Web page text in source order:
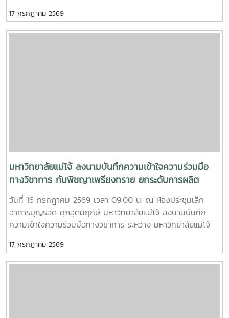
กรกฎาคม พ.ศ. 2569 ณ ห้องประชุมชั้นดาดฟ้า อาคารบุญรอด
ศุภอุดมฤกษ์ มหาวิทยาลัยแม่โจ้-ชุมพรในการนี้ ดร.ฐิระ ทองเหลือ
กาแฟ จังหวัดชุมพรโดยมี ผศ.ดร.ชามา อินซอน ภาควิชากีฏวิทยา
คณะเกษตร มหาวิทยาลัยเกษตรศาสตร์ เป็นหัวหน้าโครงการ และ
เป็นวิทยากรบรรยายในหัวข้อการเลี้ยงชันโรงในระบบนิเวศเกษตร
ภักดี มหาวิทยาลัยแม่โจ้-แพร่ เฉลิมพระเกียรติ บรรยายในหัวข้อ
“มูลค่าทางเศรษฐศาสตร์ของการเลี้ยงชันโรงในสวนกาแฟโดยมี
ว่าที่ร้อยตรีขจรรักษ์ พู่พัฒนศิลป์ นักวิชาการเกษตร งานบริการ
วิชาการและวิจัย มหาวิทยาลัยแม่โจ้-ชุมพร เป็นผู้ร่วมโครงการและ
ประสานงานการจัดอบรมร่วมกับ นายวุฒินันท์ จีบบรรจง นัก
วิชาการสัตวบาล สำนักงานปศุสัตว์จังหวัดชุมพรทั้งนี้ มีผู้เข้าร่วม
17 กรกฎาคม 2569
มหาวิทยาลัยแม่โจ้ ลงนามบันทึกความเข้าใจความร่วมมือ
ทางวิชาการ กับพิชญาเพรียงทราย ยกระดับการผลิต
บัณฑิตคุณภาพ เชื่อมโยงการเรียนรู้สู่ภาคปฏิบัติ
วันที่ 16 กรกฎาคม 2569 เวลา 09.00 น. ณ ห้องประชุมเล็ก
อาคารบุญรอด ศุภอุดมฤกษ์ มหาวิทยาลัยแม่โจ้ ลงนามบันทึก
ความเข้าใจความร่วมมือทางวิชาการ ระหว่าง มหาวิทยาลัยแม่โจ้
มหาวิทยาลัยแม่โจ้-ชุมพร เป็นผู้แทนมหาวิทยาลัยร่วมลงนาม กับ
นายสุรชัย ธรรมคุณ ผู้แทนพิชญาเพรียงทรายพร้อมกันนี้
17 กรกฎาคม 2569